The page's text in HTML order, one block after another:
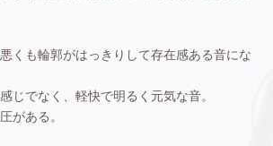
くも輪郭がはっきりして存在感ある音にな
じでなく、軽快で明るく元気な音。
がある。